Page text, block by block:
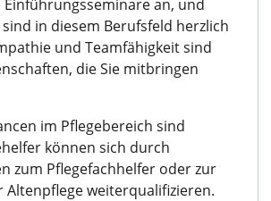
an, und
in diesem Berufsfeld herzlich
und Teamfähigkeit sind
die Sie mitbringen
im Pflegebereich sind
können sich durch
zum Pflegefachhelfer oder zur
Altenpflege weiterqualifizieren.